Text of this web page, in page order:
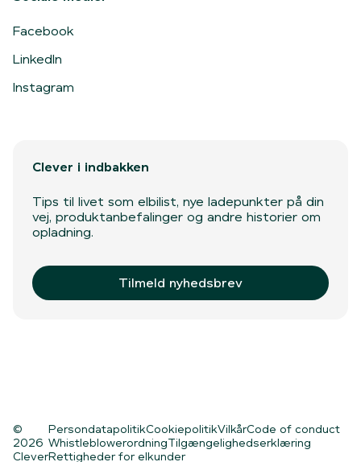
Facebook
LinkedIn
Instagram
Clever i indbakken
Tips til livet som elbilist, nye ladepunkter på din
vej, produktanbefalinger og andre historier om
opladning.
Tilmeld nyhedsbrev
©
2026
Clever
PersondatapolitikCookiepolitikVilkårCode of conduct
WhistleblowerordningTilgængelighedserklæring
Rettigheder for elkunder